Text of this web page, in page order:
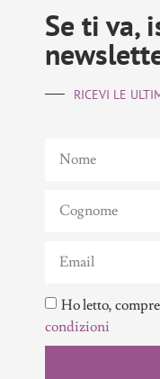
Se ti va,
RICEVI LE
Ho letto,
condizioni